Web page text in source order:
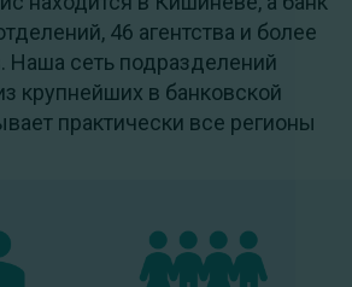
46 агентства и более
Наша сеть подразделений
крупнейших в банковской
практически все регионы